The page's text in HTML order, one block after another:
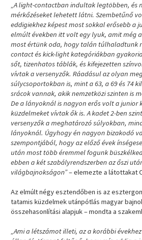
„A light-contactban indultak legtöbben, és
mérkőzéseket lehetett látni. Szembetűnő
eddigiekhez képest most sokkal erősebb a
elmúlt években itt volt egy lyuk, amit még
most értünk oda, hogy talán túlhaladtunk
contact és kick-light kategóriákban
sőt, tizenhatos táblák, és kifejezetten
vívtak a versenyzők. Ráadásul az olyan
súlycsoportokban is, mint a 63, a 69 és 74
srácok vannak, akik nemzetközi szinten is
De a lányoknál is nagyon erős volt a junior
küzdelmeket vívtak ők is. A kadet 2-ben
versenyzők a meghatározó súlyokban,
lányoknál. Úgyhogy én nagyon bizakodó
szempontjából, hogy az előző évek
után most több éremmel fogunk
ebben a két szabályrendszerben az őszi
világbajnokságon”– elemezte a látottakat
Az elmúlt négy esztendőben is az
tatamis küzdelmek utánpótlás magyar
összehasonlítási alapjuk – mondta a
„Ami a létszámot illeti, az a korábbi